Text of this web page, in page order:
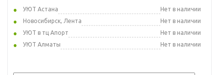
УЮТ Астана
Нет в наличии
Новосибирск, Лента
Нет в наличии
УЮТ в тц Апорт
Нет в наличии
УЮТ Алматы
Нет в наличии